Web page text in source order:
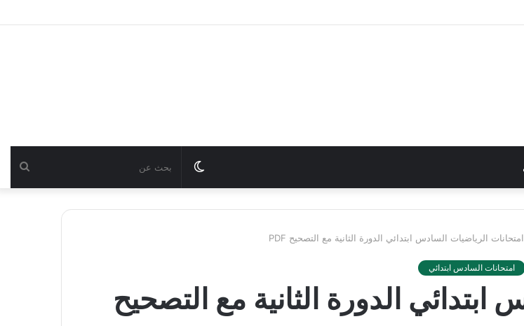
بحث Switch
skin
امتحانات الرياضيات السادس ابتدائي الدورة الثانية مع التصحيح PDF
امتحانات السادس ابتدائي
الدورة الثانية مع التصحيح